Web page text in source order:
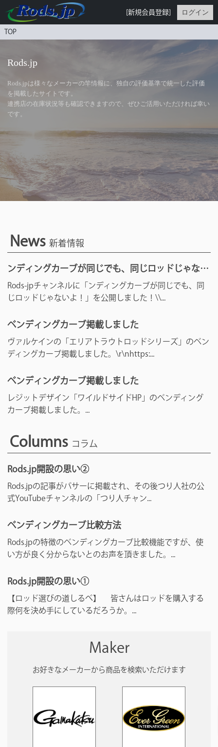
[新規会員登録] ログイン
TOP
Rods.jp
Rods.jpは様々なメーカーの竿情報に、独自の評価基準で統一した評価
を掲載したサイトです。
連携店の在庫状況等も確認できますので、ぜひご活用いただければ幸い
です。
News 新着情報
ンディングカーブが同じでも、同じロッドじゃない
よ！
Rods-jpチャンネルに「ンディングカーブが同じでも、同
じロッドじゃないよ！」を公開しました！\\...
ベンディングカーブ掲載しました
ヴァルケインの「エリアトラウトロッドシリーズ」のベン
ディングカーブ掲載しました。\r\nhttps:...
ベンディングカーブ掲載しました
レジットデザイン「ワイルドサイドHP」のベンディング
カーブ掲載しました。...
Columns コラム
Rods.jp開設の思い②
Rods.jpの記事がバサーに掲載され、その後つり人社の公
式YouTubeチャンネルの「つり人チャン...
ベンディングカーブ比較方法
Rods.jpの特徴のベンディングカーブ比較機能ですが、使
い方が良く分からないとのお声を頂きました。...
Rods.jp開設の思い①
【ロッド選びの道しるべ】 皆さんはロッドを購入する
際何を決め手にしているだろうか。...
Maker
お好きなメーカーから商品を検索いただけます